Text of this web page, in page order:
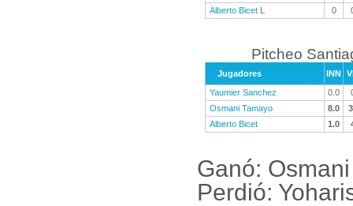
Alberto Bicet L 0
Pitcheo
Jugadores INN
Yaumier Sanchez
0.0
Osmani Tamayo
8.0
Alberto Bicet
1.0
Ganó:
Perdió: